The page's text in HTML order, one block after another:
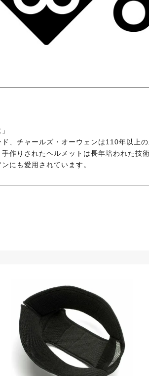
、チャールズ・オーウェンは110年以上
作りされたヘルメットは長年培われた技
にも愛用されています。